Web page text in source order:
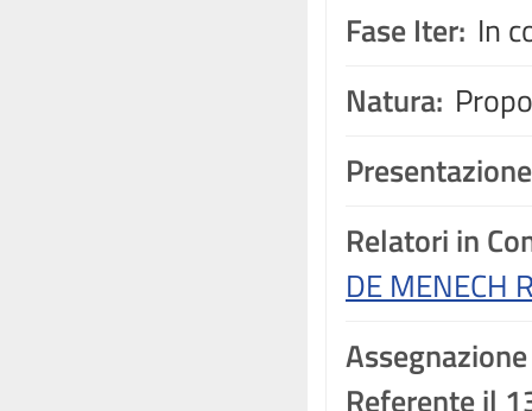
Fase Iter: In
Natura:
Relatori in
DE MENECH
Assegnazione
Referente il